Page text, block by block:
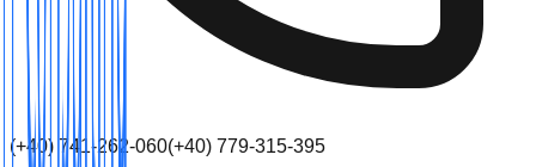
(+40) 741-262-060(+40) 779-315-395